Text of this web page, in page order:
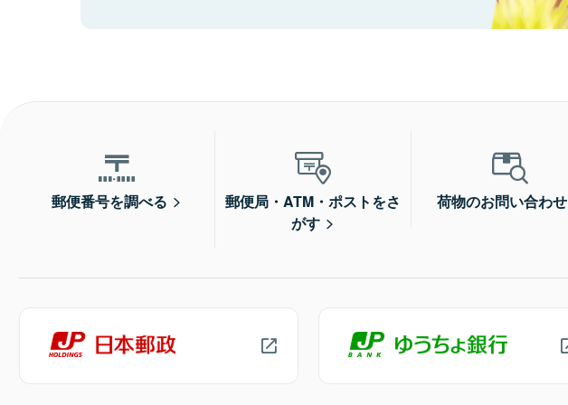
郵便番号を調べる
郵便局・ATM・ポストをさ
がす
荷物のお問い合わせ